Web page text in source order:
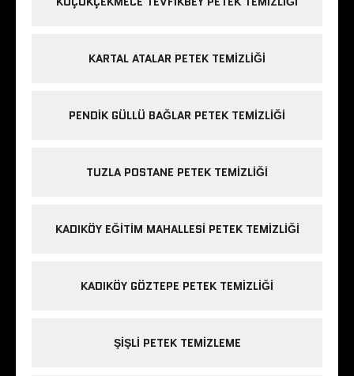
KARTAL ATALAR PETEK TEMIZLIĞI
PENDIK GÜLLÜ BAĞLAR PETEK TEMIZLIĞI
TUZLA POSTANE PETEK TEMIZLIĞI
KADIKÖY EĞITIM MAHALLESI PETEK TEMIZLIĞI
KADIKÖY GÖZTEPE PETEK TEMIZLIĞI
ŞIŞLI PETEK TEMIZLEME